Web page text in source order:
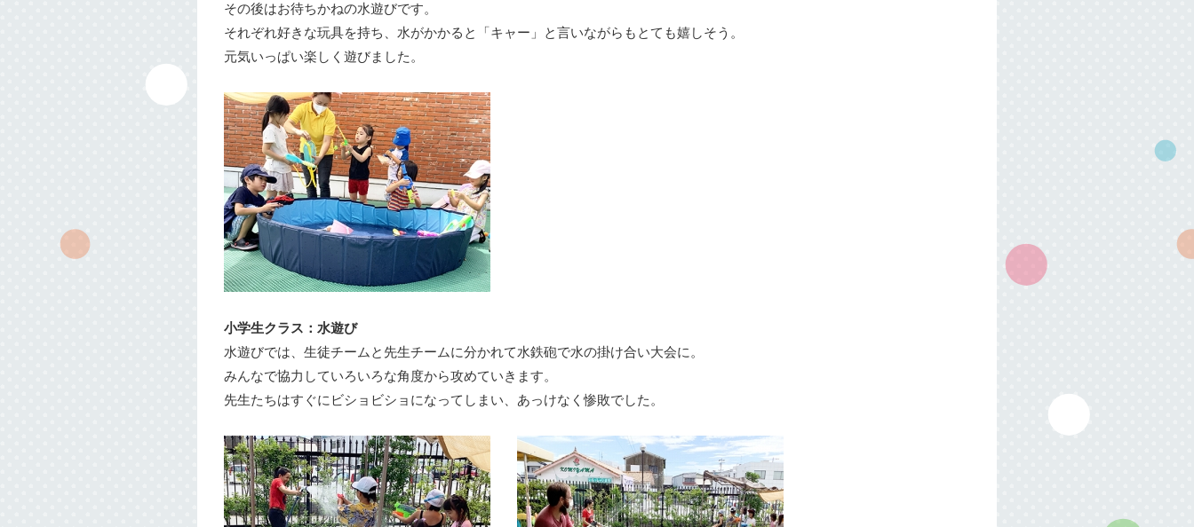
その後はお待ちかねの水遊びです。
それぞれ好きな玩具を持ち、水がかかると「キャー」と言いながらもとても嬉しそう。
元気いっぱい楽しく遊びました。
小学生クラス：水遊び
水遊びでは、生徒チームと先生チームに分かれて水鉄砲で水の掛け合い大会に。
みんなで協力していろいろな角度から攻めていきます。
先生たちはすぐにビショビショになってしまい、あっけなく惨敗でした。